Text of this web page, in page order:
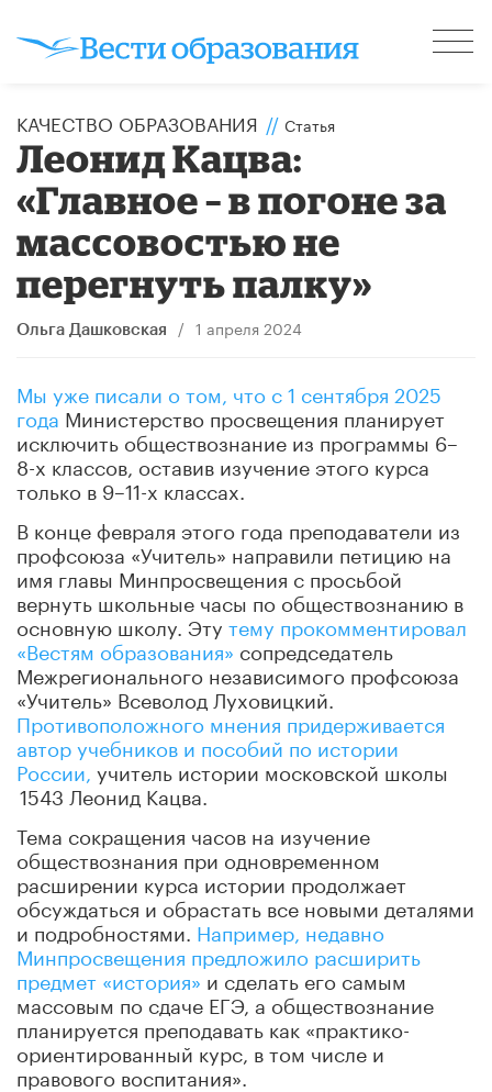
КАЧЕСТВО ОБРАЗОВАНИЯ // Статья
Леонид Кацва:
«Главное – в погоне за
массовостью не
перегнуть палку»
Ольга Дашковская / 1 апреля 2024
Мы уже писали о том, что с 1 сентября 2025
года Министерство просвещения планирует
исключить обществознание из программы 6–
8-х классов, оставив изучение этого курса
только в 9–11-х классах.
В конце февраля этого года преподаватели из
профсоюза «Учитель» направили петицию на
имя главы Минпросвещения с просьбой
вернуть школьные часы по обществознанию в
основную школу. Эту тему прокомментировал
«Вестям образования» сопредседатель
Межрегионального независимого профсоюза
«Учитель» Всеволод Луховицкий.
Противоположного мнения придерживается
автор учебников и пособий по истории
России, учитель истории московской школы
1543 Леонид Кацва.
Тема сокращения часов на изучение
обществознания при одновременном
расширении курса истории продолжает
обсуждаться и обрастать все новыми деталями
и подробностями. Например, недавно
Минпросвещения предложило расширить
предмет «история»и сделать его самым
массовым по сдаче ЕГЭ, а обществознание
планируется преподавать как «практико-
ориентированный курс, в том числе и
правового воспитания».